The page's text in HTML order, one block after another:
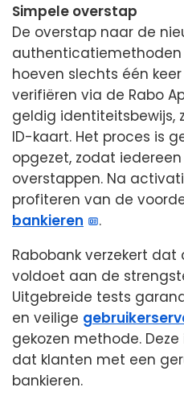
Simpele overstap
De overstap naar de
authenticatiemethoden
hoeven slechts één
verifiëren via de Rabo
geldig identiteitsbewijs,
ID-kaart. Het proces is
opgezet, zodat
overstappen. Na
profiteren van de
bankieren
.
Rabobank verzekert
voldoet aan de
Uitgebreide tests
en veilige
gekozen methode.
dat klanten met een
bankieren.